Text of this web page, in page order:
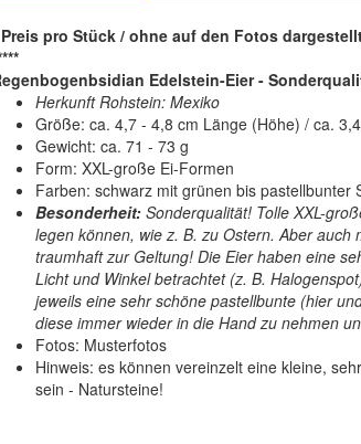
pro Stück / ohne auf den Fotos
Edelstein-Eier -
Herkunft Rohstein: Mexiko
Größe: ca. 4,7 - 4,8 cm Länge (Höhe) / ca.
Gewicht: ca. 71 - 73 g
Form: XXL-große Ei-Formen
Farben: schwarz mit grünen bis pastellbunter
Besonderheit:Sonderqualität! Tolle XXL-
legen können, wie z. B. zu Ostern. Aber
traumhaft zur Geltung! Die Eier haben eine
Licht und Winkel betrachtet (z. B.
jeweils eine sehr schöne pastellbunte (hier
diese immer wieder in die Hand zu nehmen
Fotos: Musterfotos
Hinweis: es können vereinzelt eine kleine,
sein - Natursteine!